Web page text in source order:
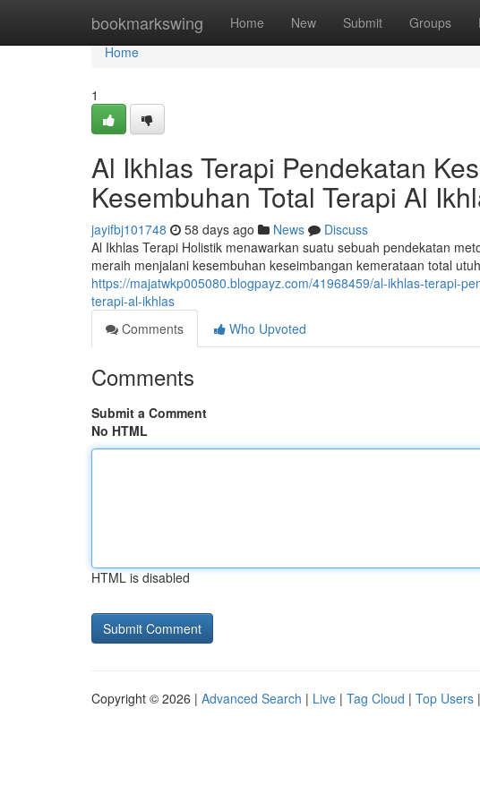
bookmarkswing Home New Submit Groups
Home
Home
1
Al Ikhlas Terapi Pendekatan
Kesembuhan Total Terapi Al
jayifbj101748 58 days ago News
Discuss
Al Ikhlas Terapi Holistik menawarkan suatu sebuah pendekatan
meraih menjalani kesembuhan keseimbangan kemerataan total
https://majatwkp005080.blogpayz.com/41968459/al-ikhlas-terapi-
terapi-al-ikhlas
Comments
Who Upvoted
Comments
Submit a Comment
No HTML
HTML is disabled
Copyright © 2026 | Advanced Search | Live | Tag Cloud | Top Users